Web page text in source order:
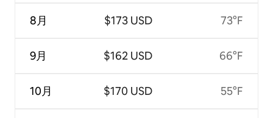
8月
9月
10月
$173 USD
$162 USD
$170 USD
73°F
66°F
55°F